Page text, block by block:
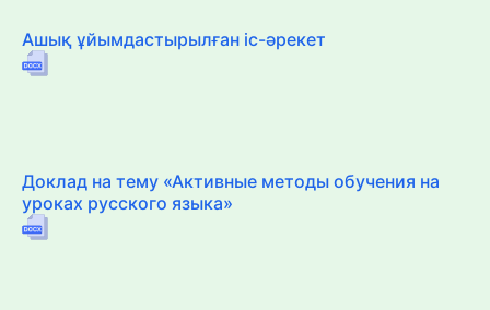
Ашық ұйымдастырылған іс-әрекет
Доклад на тему «Активные методы обучения на
уроках русского языка»